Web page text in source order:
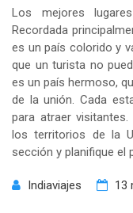
Los mejores
Recordada
es un país colorido y
que un turista no
es un país hermoso,
de la unión. Cada
para atraer
los territorios de la
sección y planifique el
Indiaviajes 13